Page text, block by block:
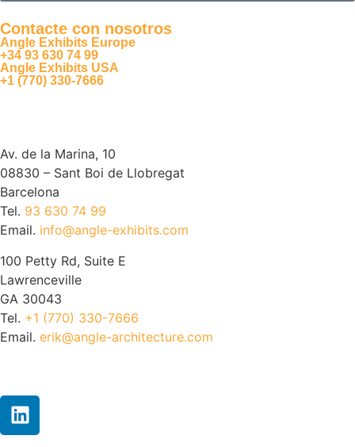
Contacte con nosotros
Angle Exhibits Europe
+34 93 630 74 99
Angle Exhibits USA
+1 (770) 330-7666
Av. de la Marina, 10
08830 – Sant Boi de Llobregat
Barcelona
Tel. 93 630 74 99
Email. info@angle-exhibits.com
100 Petty Rd, Suite E
Lawrenceville
GA 30043
Tel. +1 (770) 330-7666
Email. erik@angle-architecture.com